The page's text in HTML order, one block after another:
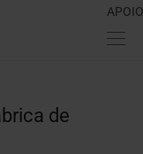
APOIO
de